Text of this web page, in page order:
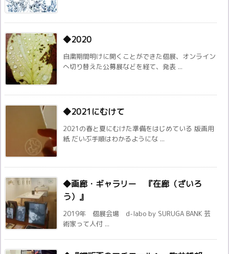
◆2020
自粛期間明けに開くことができた個展、オンライン
へ切り替えた公募展などを経て、発表 ...
◆2021にむけて
2021の春と夏にむけた準備をはじめている 版画用
紙 だいぶ手順はわかるようにな ...
◆画廊・ギャラリー 『在廊（ざいろ
う）』
2019年 個展会場 d-labo by SURUGA BANK 芸
術家って人付 ...